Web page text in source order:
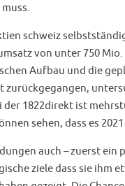
schweiz
von unter 750
Aufbau und die
1822direkt ist
sehen, dass es
auch – zuerst
ziele dass sie ihm